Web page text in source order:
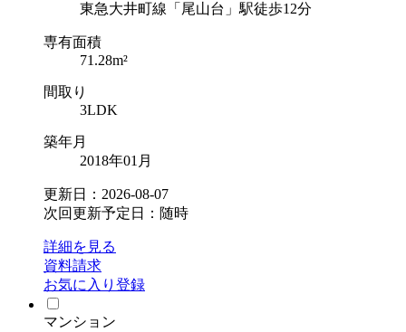
東急大井町線「尾山台」駅徒歩12分
専有面積
71.28m²
間取り
3LDK
築年月
2018年01月
更新日：2026-08-07
次回更新予定日：随時
詳細を見る
資料請求
お気に入り登録
マンション